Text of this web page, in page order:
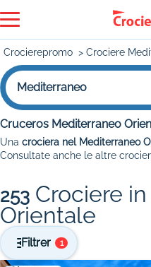
Crocierepromo Crociere
Mediterraneo
Cruceros Mediterraneo
Una crociera nel Mediterraneo
Consultate anche le altre
253 Crociere
Orientale
1
Filtrer